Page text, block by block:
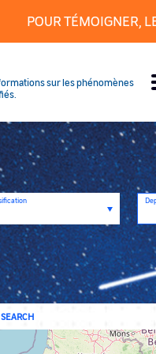
POUR TÉMOIGNER,
sur les phénomènes